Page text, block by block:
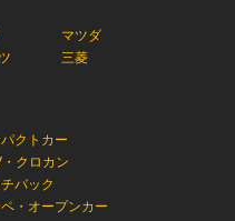
マツダ
三菱
クトカー
クロカン
バック
・オープンカー